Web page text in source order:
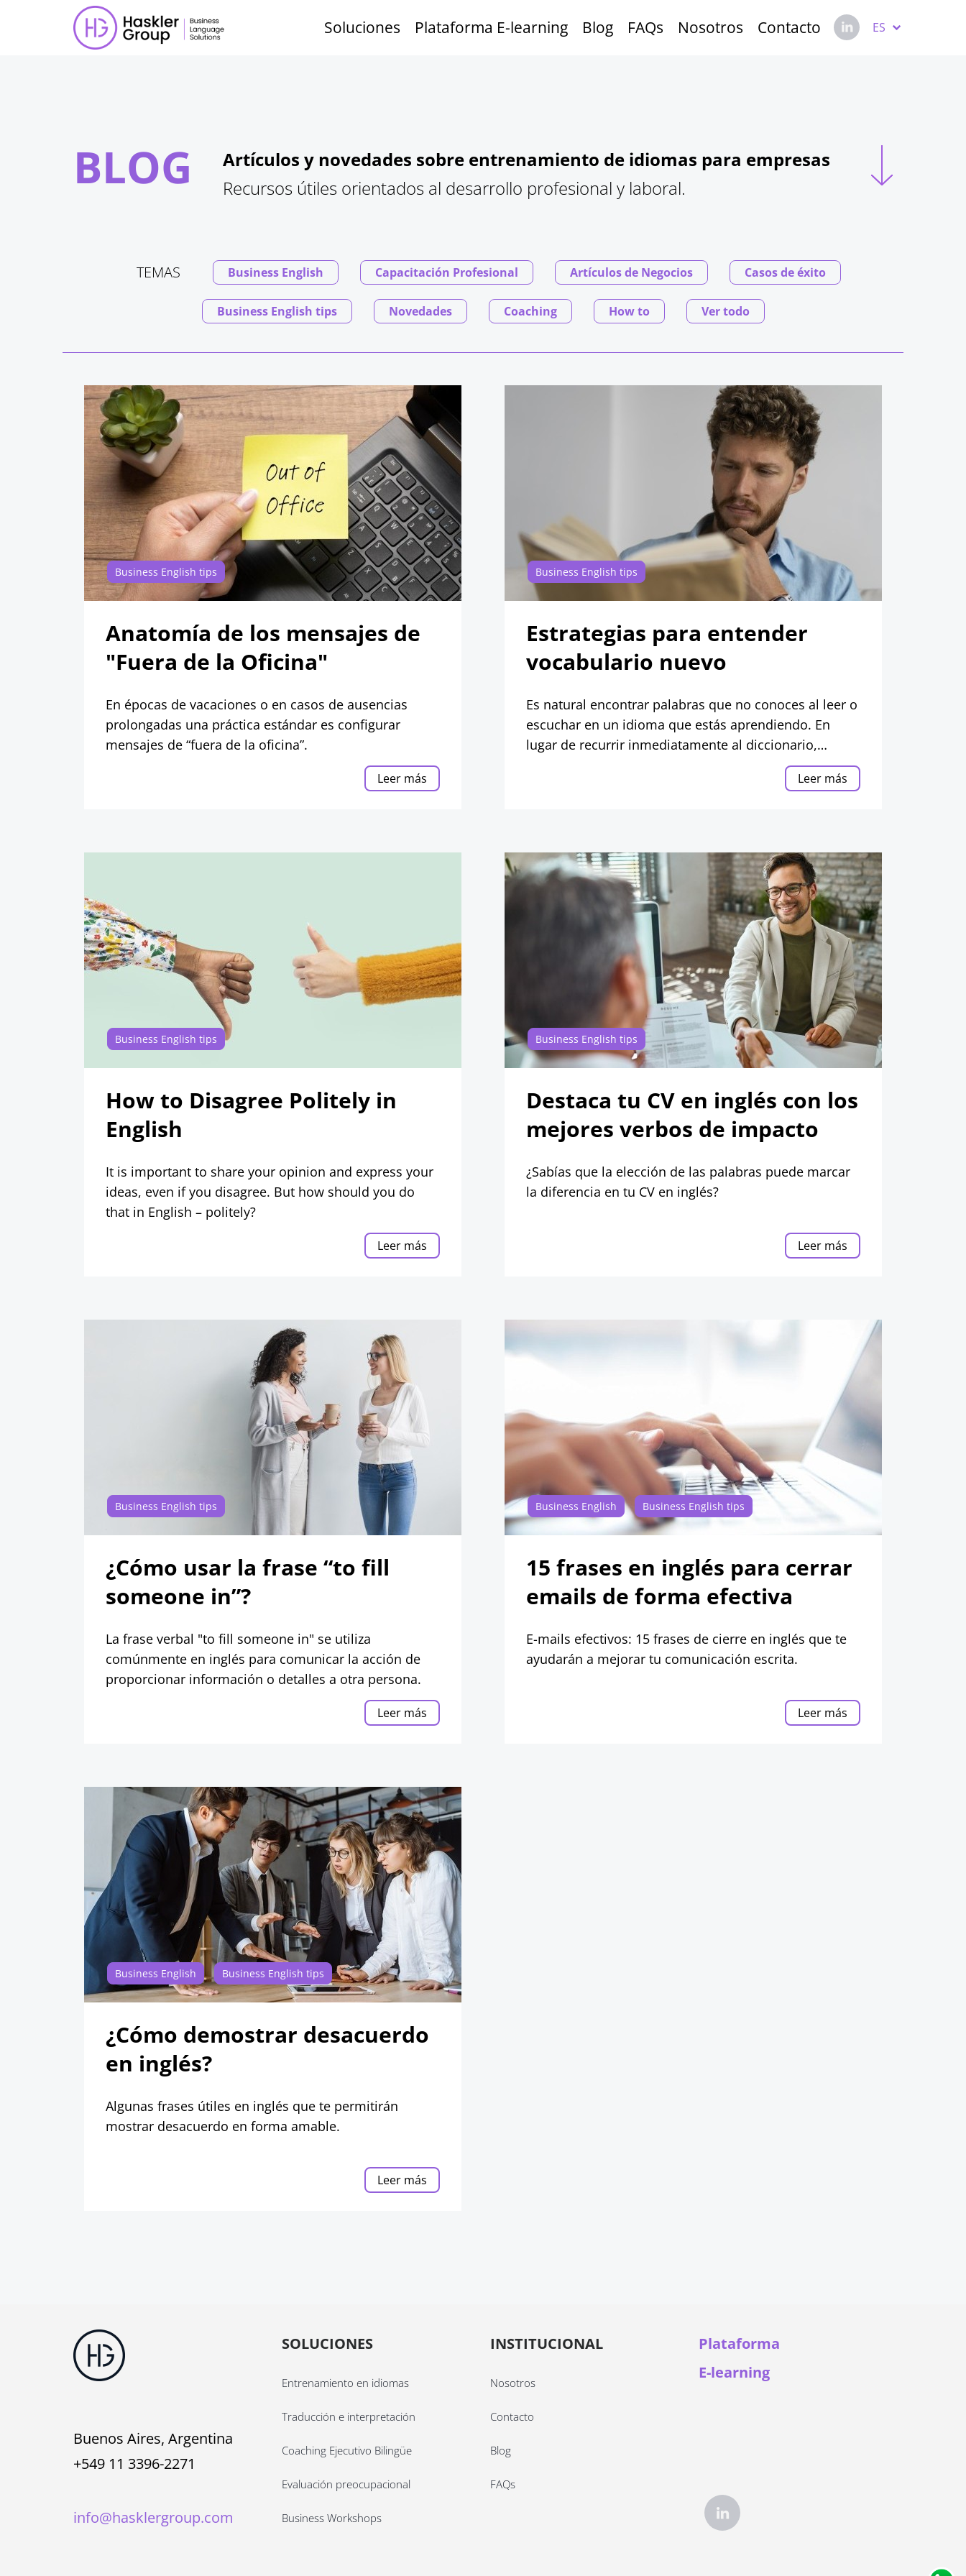
Soluciones Plataforma E-learning Blog FAQs Nosotros Contacto ES
BLOG
Artículos y novedades sobre entrenamiento de idiomas para empresas
Recursos útiles orientados al desarrollo profesional y laboral.
TEMAS Business English Capacitación Profesional Artículos de Negocios Casos de éxito
Business English tips Novedades Coaching How to Ver todo
Business English tips
Anatomía de los mensajes de
"Fuera de la Oficina"
En épocas de vacaciones o en casos de ausencias
prolongadas una práctica estándar es configurar
mensajes de “fuera de la oficina”.
Leer más
Business English tips
Estrategias para entender
vocabulario nuevo
Es natural encontrar palabras que no conoces al leer o
escuchar en un idioma que estás aprendiendo. En
lugar de recurrir inmediatamente al diccionario,
Leer más
Business English tips
How to Disagree Politely in
English
It is important to share your opinion and express your
ideas, even if you disagree. But how should you do
that in English – politely?
Leer más
Business English tips
Destaca tu CV en inglés con los
mejores verbos de impacto
¿Sabías que la elección de las palabras puede marcar
la diferencia en tu CV en inglés?
Leer más
Business English tips
¿Cómo usar la frase “to fill
someone in”?
La frase verbal "to fill someone in" se utiliza
comúnmente en inglés para comunicar la acción de
proporcionar información o detalles a otra persona.
Leer más
Business English Business English tips
15 frases en inglés para cerrar
emails de forma efectiva
E-mails efectivos: 15 frases de cierre en inglés que te
ayudarán a mejorar tu comunicación escrita.
Leer más
Business English Business English tips
¿Cómo demostrar desacuerdo
en inglés?
Algunas frases útiles en inglés que te permitirán
mostrar desacuerdo en forma amable.
Leer más
Buenos Aires, Argentina
+549 11 3396-2271
info@hasklergroup.com
SOLUCIONES
Entrenamiento en idiomas
Traducción e interpretación
Coaching Ejecutivo Bilingüe
Evaluación preocupacional
Business Workshops
INSTITUCIONAL
Nosotros
Contacto
Blog
FAQs
Plataforma
E-learning